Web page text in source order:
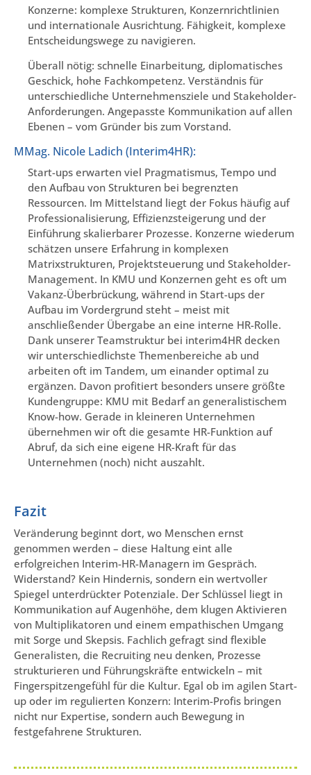
Konzerne: komplexe Strukturen, Konzernrichtlinien
und internationale Ausrichtung. Fähigkeit, komplexe
Entscheidungswege zu navigieren.
Überall nötig: schnelle Einarbeitung, diplomatisches
Geschick, hohe Fachkompetenz. Verständnis für
unterschiedliche Unternehmensziele und Stakeholder-
Anforderungen. Angepasste Kommunikation auf allen
Ebenen – vom Gründer bis zum Vorstand.
MMag. Nicole Ladich (Interim4HR):
Start-ups erwarten viel Pragmatismus, Tempo und
den Aufbau von Strukturen bei begrenzten
Ressourcen. Im Mittelstand liegt der Fokus häufig auf
Professionalisierung, Effizienzsteigerung und der
Einführung skalierbarer Prozesse. Konzerne wiederum
schätzen unsere Erfahrung in komplexen
Matrixstrukturen, Projektsteuerung und Stakeholder-
Management. In KMU und Konzernen geht es oft um
Vakanz-Überbrückung, während in Start-ups der
Aufbau im Vordergrund steht – meist mit
anschließender Übergabe an eine interne HR-Rolle.
Dank unserer Teamstruktur bei interim4HR decken
wir unterschiedlichste Themenbereiche ab und
arbeiten oft im Tandem, um einander optimal zu
ergänzen. Davon profitiert besonders unsere größte
Kundengruppe: KMU mit Bedarf an generalistischem
Know-how. Gerade in kleineren Unternehmen
übernehmen wir oft die gesamte HR-Funktion auf
Abruf, da sich eine eigene HR-Kraft für das
Unternehmen (noch) nicht auszahlt.
Fazit
Veränderung beginnt dort, wo Menschen ernst
genommen werden – diese Haltung eint alle
erfolgreichen Interim-HR-Managern im Gespräch.
Widerstand? Kein Hindernis, sondern ein wertvoller
Spiegel unterdrückter Potenziale. Der Schlüssel liegt in
Kommunikation auf Augenhöhe, dem klugen Aktivieren
von Multiplikatoren und einem empathischen Umgang
mit Sorge und Skepsis. Fachlich gefragt sind flexible
Generalisten, die Recruiting neu denken, Prozesse
strukturieren und Führungskräfte entwickeln – mit
Fingerspitzengefühl für die Kultur. Egal ob im agilen Start-
up oder im regulierten Konzern: Interim-Profis bringen
nicht nur Expertise, sondern auch Bewegung in
festgefahrene Strukturen.